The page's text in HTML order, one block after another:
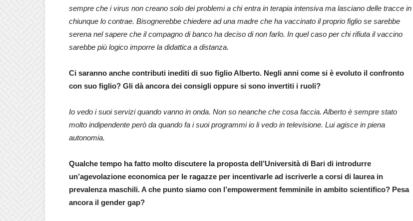
sempre che i virus non creano solo dei problemi a chi entra in terapia intensiva ma lasciano delle tracce in
chiunque lo contrae. Bisognerebbe chiedere ad una madre che ha vaccinato il proprio figlio se sarebbe
serena nel sapere che il compagno di banco ha deciso di non farlo. In quel caso per chi rifiuta il vaccino
sarebbe più logico imporre la didattica a distanza.
Ci saranno anche contributi inediti di suo figlio Alberto. Negli anni come si è evoluto il confronto
con suo figlio? Gli dà ancora dei consigli oppure si sono invertiti i ruoli?
Io vedo i suoi servizi quando vanno in onda. Non so neanche che cosa faccia. Alberto è sempre stato
molto indipendente però da quando fa i suoi programmi io li vedo in televisione. Lui agisce in piena
autonomia.
Qualche tempo ha fatto molto discutere la proposta dell’Università di Bari di introdurre
un’agevolazione economica per le ragazze per incentivarle ad iscriverle a corsi di laurea in
prevalenza maschili. A che punto siamo con l’empowerment femminile in ambito scientifico? Pesa
ancora il gender gap?